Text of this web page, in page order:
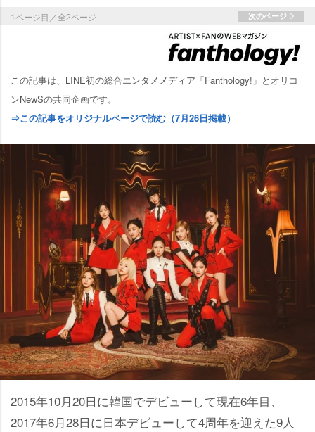
1ページ目／全2ページ 次のページ
この記事は、LINE初の総合エンタメメディア「Fanthology!」とオリコ
ンNewSの共同企画です。
⇒この記事をオリジナルページで読む（7月26日掲載）
2015年10月20日に韓国でデビューして現在6年目、
2017年6月28日に日本デビューして4周年を迎えた9人